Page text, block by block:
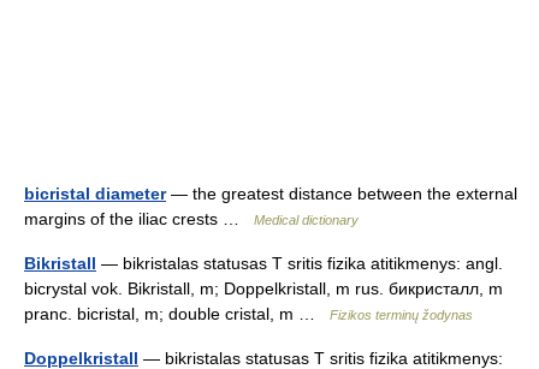
bicristal diameter— the greatest distance between the external
margins of the iliac crests …
Medical dictionary
Bikristall — bikristalas statusas T sritis fizika atitikmenys: angl.
bicrystal vok. Bikristall, m; Doppelkristall, m rus. бикристалл, m
pranc. bicristal, m; double cristal, m …
Fizikos terminų žodynas
Doppelkristall — bikristalas statusas T sritis fizika atitikmenys: